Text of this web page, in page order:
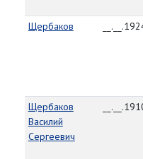
Щербаков
Щербаков
Василий
Сергеевич